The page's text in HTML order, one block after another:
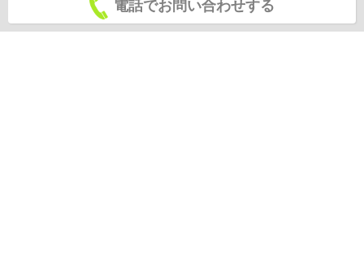
電話でお問い合わせする